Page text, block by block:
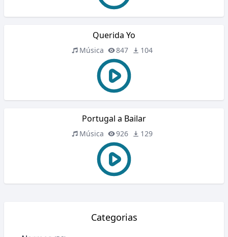
Querida Yo
Música 847 104
Portugal a Bailar
Música 926 129
Categorias